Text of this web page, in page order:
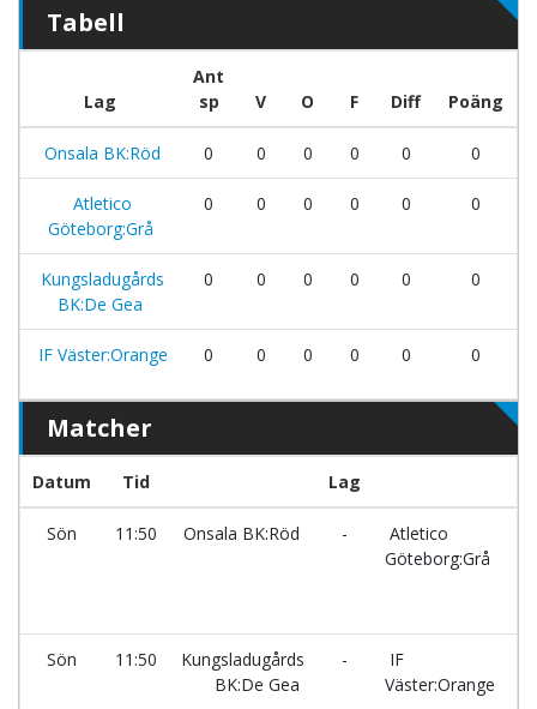
Tabell
Lag
Ant
sp
V O F Diff Poäng
Onsala BK:Röd 0 0 0 0 0 0
Atletico
Göteborg:Grå
0 0 0 0 0 0
Kungsladugårds
BK:De Gea
0 0 0 0 0 0
IF Väster:Orange 0 0 0 0 0 0
Matcher
Datum Tid Lag
Sön 11:50 Onsala BK:Röd -
Atletico
Göteborg:Grå
Sön 11:50
Kungsladugårds
BK:De Gea
-
IF
Väster:Orange